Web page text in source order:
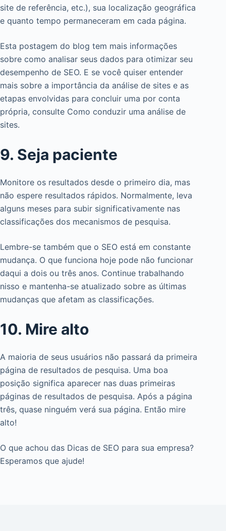
site de referência, etc.), sua localização geográfica
e quanto tempo permaneceram em cada página.
Esta postagem do blog tem mais informações
sobre como analisar seus dados para otimizar seu
desempenho de SEO. E se você quiser entender
mais sobre a importância da análise de sites e as
etapas envolvidas para concluir uma por conta
própria, consulte Como conduzir uma análise de
sites.
9. Seja paciente
Monitore os resultados desde o primeiro dia, mas
não espere resultados rápidos. Normalmente, leva
alguns meses para subir significativamente nas
classificações dos mecanismos de pesquisa.
Lembre-se também que o SEO está em constante
mudança. O que funciona hoje pode não funcionar
daqui a dois ou três anos. Continue trabalhando
nisso e mantenha-se atualizado sobre as últimas
mudanças que afetam as classificações.
10. Mire alto
A maioria de seus usuários não passará da primeira
página de resultados de pesquisa. Uma boa
posição significa aparecer nas duas primeiras
páginas de resultados de pesquisa. Após a página
três, quase ninguém verá sua página. Então mire
alto!
O que achou das Dicas de SEO para sua empresa?
Esperamos que ajude!